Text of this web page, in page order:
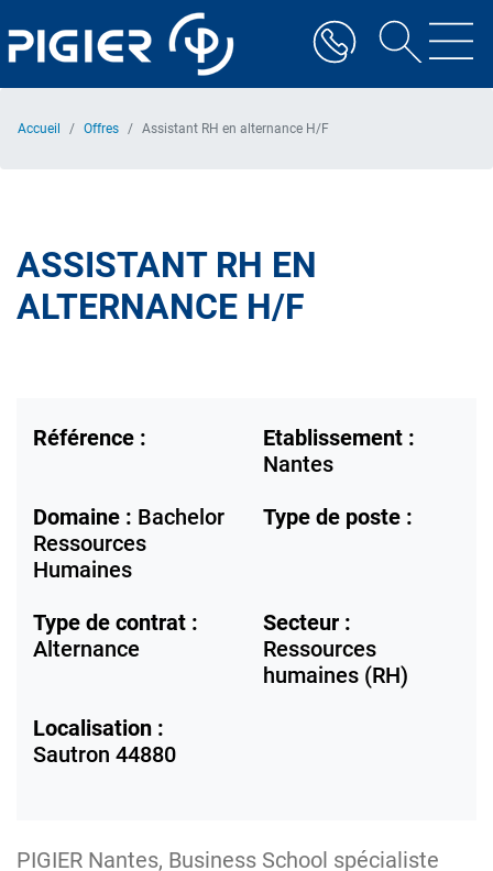
au
contenu
Accueil Offres Assistant RH en alternance H/F
ASSISTANT RH EN
ALTERNANCE H/F
Référence :
Etablissement :
Nantes
Domaine : Bachelor
Ressources
Humaines
Type de poste :
Type de contrat :
Alternance
Secteur :
Ressources
humaines (RH)
Localisation :
Sautron 44880
PIGIER Nantes, Business School spécialiste